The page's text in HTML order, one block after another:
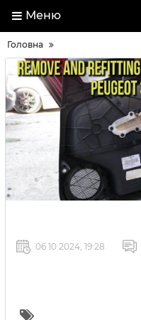
Меню
Головна
06 10 2024, 19:28